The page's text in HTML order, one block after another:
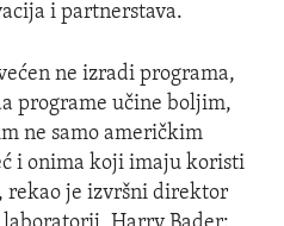
i partnerstava.
ne izradi programa,
programe učine boljim,
ne samo američkim
i onima koji imaju koristi
rekao je izvršni direktor